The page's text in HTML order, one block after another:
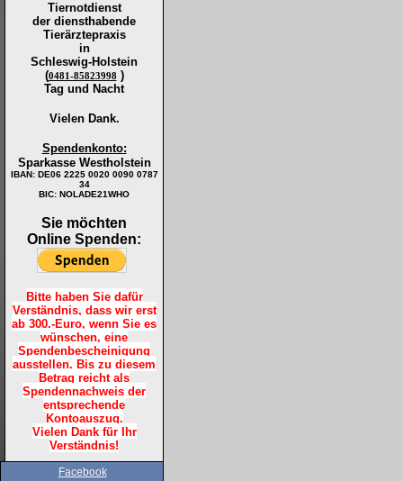
Tiernotdienst
der diensthabende
Tierärztepraxis
in
Schleswig-Holstein
(0481-85823998 )
Tag und Nacht
Vielen Dank.
Spendenkonto:
Sparkasse Westholstein
IBAN: DE06 2225 0020 0090 0787
34
BIC: NOLADE21WHO
Sie möchten
Online Spenden:
Bitte haben Sie dafür
Verständnis, dass wir erst
ab 300.-Euro, wenn Sie es
wünschen, eine
Spendenbescheinigung
ausstellen. Bis zu diesem
Betrag reicht als
Spendennachweis der
entsprechende
Kontoauszug.
Vielen Dank für Ihr
Verständnis!
Facebook